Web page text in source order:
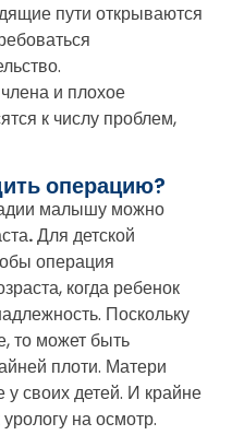
пути открываются
и плохое
к числу проблем,
операцию?
малышу можно
.Для детской
операция
когда ребенок
Поскольку
то может быть
плоти. Матери
у своих детей. И крайне
на осмотр.